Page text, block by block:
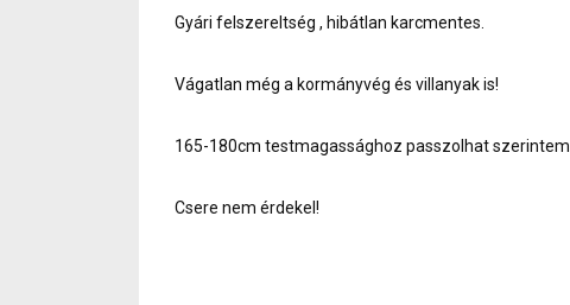
Gyári felszereltség , hibátlan karcmentes.
Vágatlan még a kormányvég és villanyak is!
165-180cm testmagassághoz passzolhat szerintem.
Csere nem érdekel!